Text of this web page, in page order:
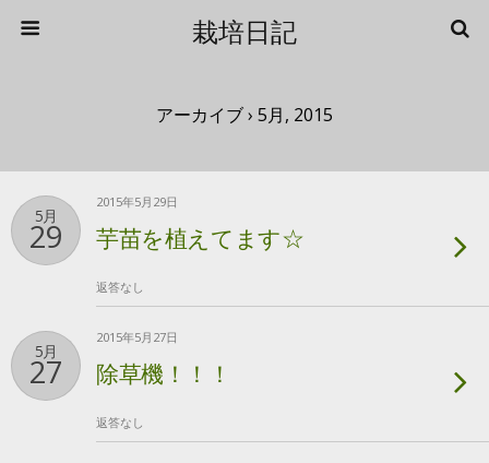
栽培日記
アーカイブ › 5月, 2015
5月
29
2015年5月29日
芋苗を植えてます☆
返答なし
5月
27
2015年5月27日
除草機！！！
返答なし